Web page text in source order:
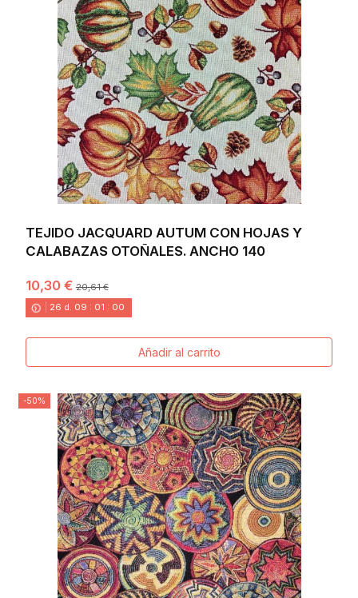
TEJIDO JACQUARD AUTUM CON HOJAS Y
CALABAZAS OTOÑALES. ANCHO 140
10,30 €20,61 €
26 d. 09 : 00 :58
Añadir al carrito
-50%